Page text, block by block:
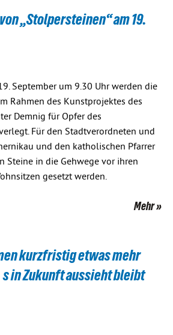
„Stolpersteinen“ am 19.
September um 9.30 Uhr werden die
Rahmen des Kunstprojektes des
Demnig für Opfer des
Für den Stadtverordneten und
und den katholischen Pfarrer
Steine in die Gehwege vor ihren
gesetzt werden.
Mehr
kurzfristig etwas mehr
in Zukunft aussieht bleibt